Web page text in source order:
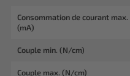
Consommation de courant max.
(mA)
Couple min. (N/cm)
Couple max. (N/cm)